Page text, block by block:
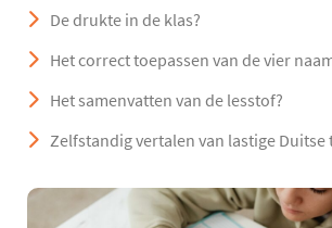
De drukte in de klas?
Het correct toepassen van de vier
Het samenvatten van de lesstof?
Zelfstandig vertalen van lastige Duitse